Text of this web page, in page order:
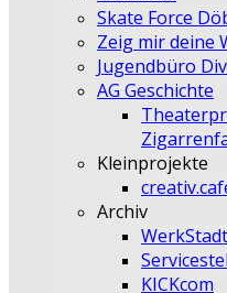
Skate Force
Zeig mir deine
Jugendbüro
AG Geschichte
Kleinprojekte
Archiv
WerkStadt
KICKcom